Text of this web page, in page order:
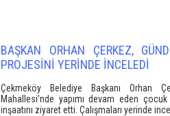
BAŞKAN ORHAN ÇERKEZ,
PROJESİNİ YERİNDE İNCELEDİ
Çekmeköy Belediye Başkanı Orhan
Mahallesi’nde yapımı devam eden
inşaatını ziyaret etti. Çalışmaları yerinde